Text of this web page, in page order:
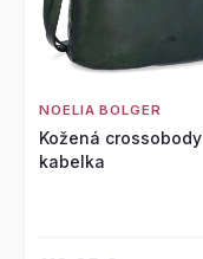
NOELIA BOLGER
Kožená crossobody
kabelka